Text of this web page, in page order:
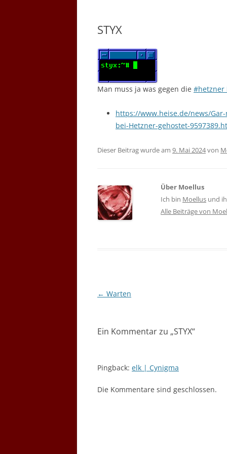
STYX
Man muss ja was gegen die #hetzner
https://www.heise.de/news/
bei-Hetzner-gehostet-
Dieser Beitrag wurde am 9. Mai 2024von
Über Moellus
Ich bin Moellus und
Alle Beiträge von
Beitragsnavigation
← Warten
Ein Kommentar zu „STYX“
Pingback: elk | Cynigma
Die Kommentare sind geschlossen.